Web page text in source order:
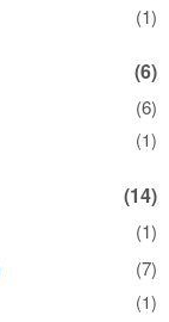
(1)
(6)
(6)
(1)
(14)
(1)
(7)
(1)